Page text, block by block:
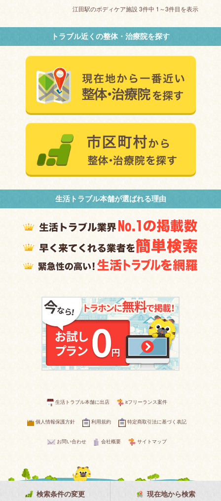
江田駅のボディケア施設 3件中 1～3件目を表示
トラブル近くの整体・治療院を探す
生活トラブル本舗が選ばれる理由
検索条件の変更 現在地から検索
生活トラブル本舗に出店 itフリーランス案件
個人情報保護方針 利用規約 特定商取引法に基づく表記
お問い合わせ 会社概要 サイトマップ